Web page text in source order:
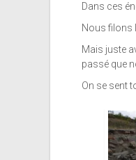
Dans ces
Nous filons
Mais juste
passé que
On se sent